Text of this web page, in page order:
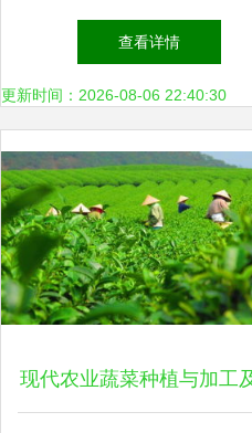
的启示有哪些？
查看详情
更新时间：2026-08-06 22:40:30
现代农业蔬菜种植与加工